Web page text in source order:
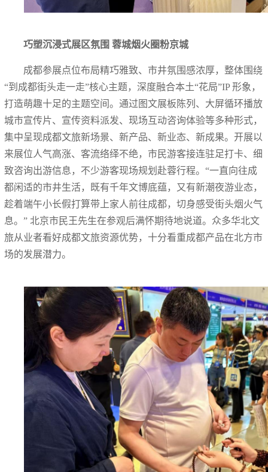
巧塑沉浸式展区氛围 蓉城烟火圈粉京城
成都参展点位布局精巧雅致、市井氛围感浓厚，整体围绕
“到成都街头走一走”核心主题，深度融合本土“花局”IP 形象，
打造萌趣十足的主题空间。通过图文展板陈列、大屏循环播放
城市宣传片、宣传资料派发、现场互动咨询体验等多种形式，
集中呈现成都文旅新场景、新产品、新业态、新成果。开展以
来展位人气高涨、客流络绎不绝，市民游客接连驻足打卡、细
致咨询出游信息，不少游客现场规划赴蓉行程。“一直向往成
都闲适的市井生活，既有千年文博底蕴，又有新潮夜游业态，
趁着端午小长假打算带上家人前往成都，切身感受街头烟火气
息。” 北京市民王先生在参观后满怀期待地说道。众多华北文
旅从业者看好成都文旅资源优势，十分看重成都产品在北方市
场的发展潜力。